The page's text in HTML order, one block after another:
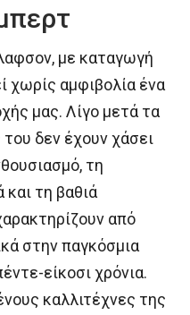
με καταγωγή
χωρίς αμφιβολία ένα
μας. Λίγο μετά τα
δεν έχουν χάσει
τη
και τη βαθιά
από
στην παγκόσμια
είκοσι χρόνια.
καλλιτέχνες της